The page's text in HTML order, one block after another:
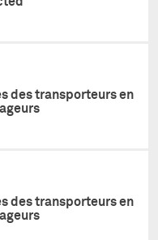
des transporteurs en
des transporteurs en